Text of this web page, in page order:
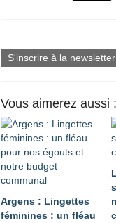
S'inscrire à la newsletter
Vous aimerez aussi :
Argens : Lingettes
féminines : un fléau